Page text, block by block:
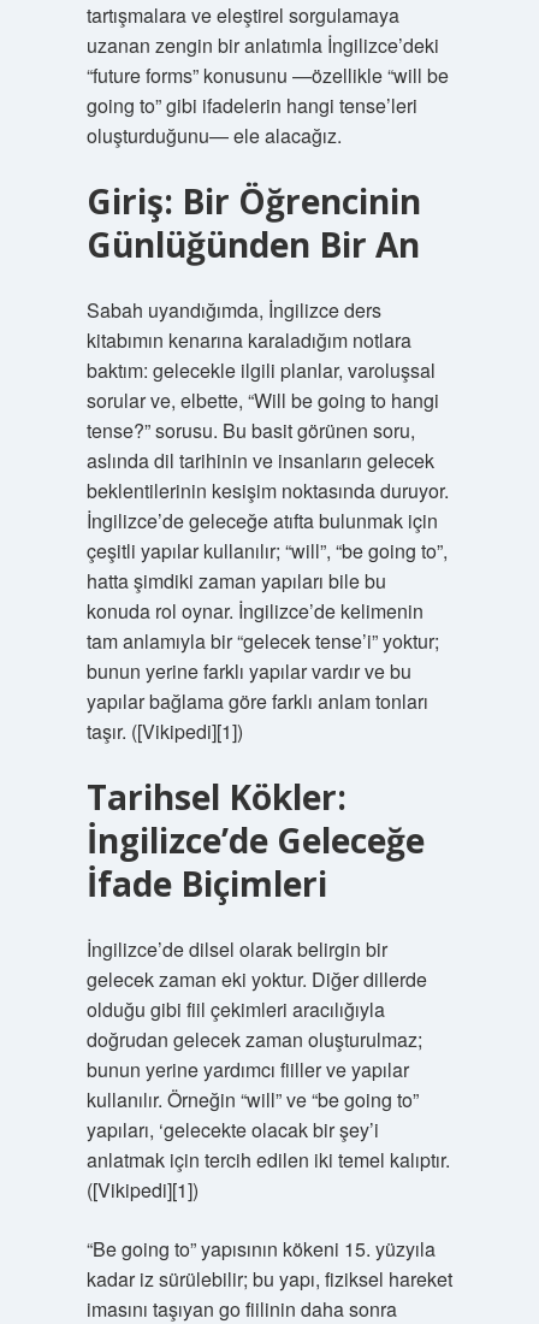
tartışmalara ve eleştirel sorgulamaya
uzanan zengin bir anlatımla İngilizce’deki
“future forms” konusunu —özellikle “will be
going to” gibi ifadelerin hangi tense’leri
oluşturduğunu— ele alacağız.
Giriş: Bir Öğrencinin
Günlüğünden Bir An
Sabah uyandığımda, İngilizce ders
kitabımın kenarına karaladığım notlara
baktım: gelecekle ilgili planlar, varoluşsal
sorular ve, elbette, “Will be going to hangi
tense?” sorusu. Bu basit görünen soru,
aslında dil tarihinin ve insanların gelecek
beklentilerinin kesişim noktasında duruyor.
İngilizce’de geleceğe atıfta bulunmak için
çeşitli yapılar kullanılır; “will”, “be going to”,
hatta şimdiki zaman yapıları bile bu
konuda rol oynar. İngilizce’de kelimenin
tam anlamıyla bir “gelecek tense’i” yoktur;
bunun yerine farklı yapılar vardır ve bu
yapılar bağlama göre farklı anlam tonları
taşır. ([Vikipedi][1])
Tarihsel Kökler:
İngilizce’de Geleceğe
İfade Biçimleri
İngilizce’de dilsel olarak belirgin bir
gelecek zaman eki yoktur. Diğer dillerde
olduğu gibi fiil çekimleri aracılığıyla
doğrudan gelecek zaman oluşturulmaz;
bunun yerine yardımcı fiiller ve yapılar
kullanılır. Örneğin “will” ve “be going to”
yapıları, ‘gelecekte olacak bir şey’i
anlatmak için tercih edilen iki temel kalıptır.
([Vikipedi][1])
“Be going to” yapısının kökeni 15. yüzyıla
kadar iz sürülebilir; bu yapı, fiziksel hareket
imasını taşıyan go fiilinin daha sonra